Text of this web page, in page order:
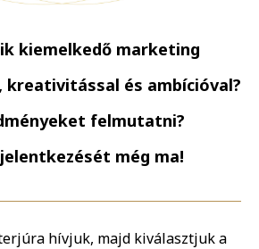
kiemelkedő marketing
kreativitással és ambícióval?
felmutatni?
még ma!
hívjuk, majd kiválasztjuk a